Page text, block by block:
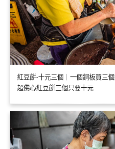
紅豆餅-十元三個｜一個銅板買三
超佛心紅豆餅三個只要十元